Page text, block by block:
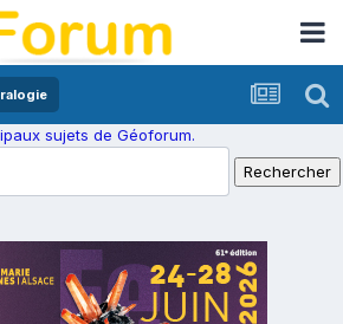
sujets de Géoforum.